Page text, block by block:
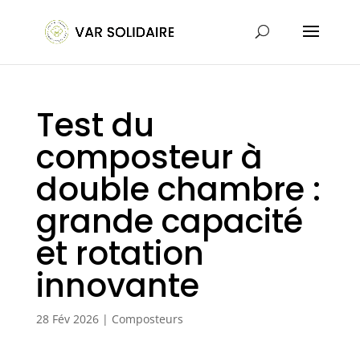
Test du
composteur à
double chambre :
grande capacité
et rotation
innovante
28 Fév 2026| Composteurs